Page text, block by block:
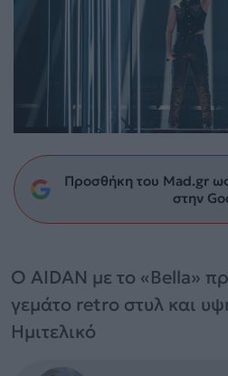
Προσθήκη του Mad.gr
στην
Ο AIDAN με το «Bella»
γεμάτο retro στυλ και
Ημιτελικό